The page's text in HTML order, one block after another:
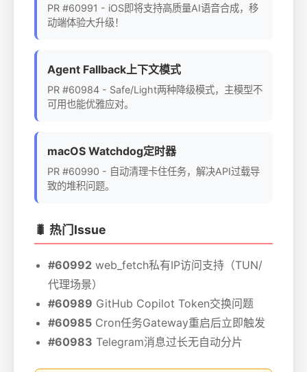
PR #60991 - iOS即将支持高质量AI语音合成，移
动端体验大升级！
Agent Fallback上下文模式
PR #60984 - Safe/Light两种降级模式，主模型不
可用也能优雅应对。
macOS Watchdog定时器
PR #60990 - 自动清理卡住任务，解决API过载导
致的堆积问题。
🐛 热门Issue
#60992 web_fetch私有IP访问支持（TUN/
代理场景）
#60989 GitHub Copilot Token交换问题
#60985 Cron任务Gateway重启后立即触发
#60983 Telegram消息过长无自动分片